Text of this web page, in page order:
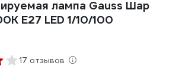
лампа Gauss Шар
E27 LED 1/10/100
17 отзывов